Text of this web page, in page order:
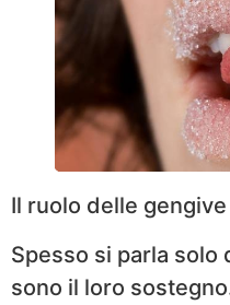
Il ruolo delle
Spesso si parla solo
sono il loro